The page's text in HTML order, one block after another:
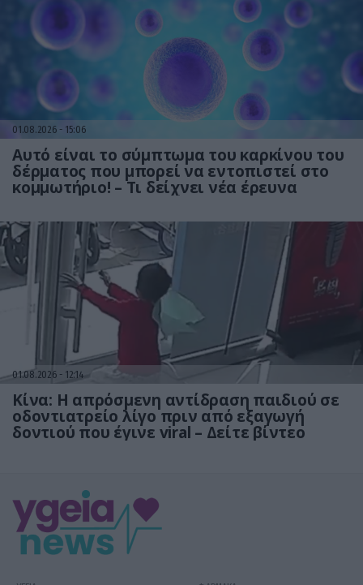
01.08.2026 15:06
Αυτό είναι το σύμπτωμα του καρκίνου του
δέρματος που μπορεί να εντοπιστεί στο
κομμωτήριο! – Τι δείχνει νέα έρευνα
01.08.2026 12:14
Κίνα: Η απρόσμενη αντίδραση παιδιού σε
οδοντιατρείο λίγο πριν από εξαγωγή
δοντιού που έγινε viral – Δείτε βίντεο